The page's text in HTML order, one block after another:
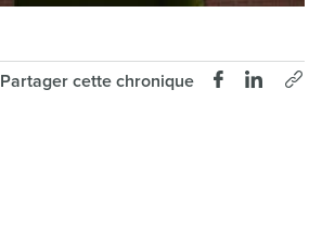
Partager cette chronique